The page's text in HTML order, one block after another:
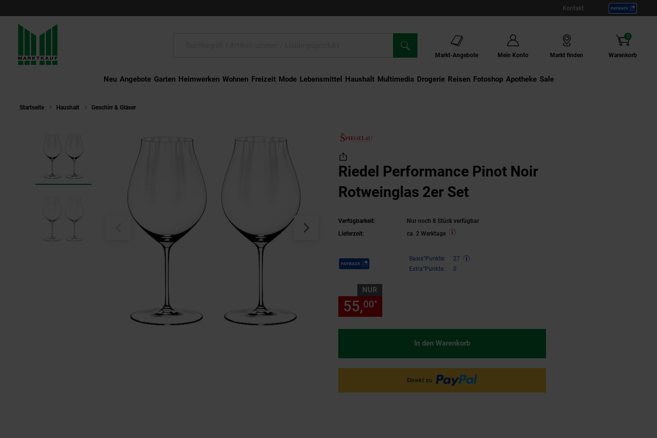
Kontakt
Markt-Angebote Mein Konto Markt finden Warenkorb
0
Artikel
Neu Angebote Garten Heimwerken Wohnen Freizeit Mode Lebensmittel Haushalt Multimedia Drogerie Externer Link:
Reisen Externer Link:
Fotoshop Externer Link:
Apotheke Sale
Startseite Haushalt Geschirr & Gläser
Riedel Performance Pinot Noir
Rotweinglas 2er Set
Verfügbarkeit:
Nur noch 8 Stück verfügbar
Lieferzeit:
ca. 2 Werktage
Payback Punkte Basis°Punkte:
27
Extra°Punkte:
0
NUR
55,00*
In den Warenkorb